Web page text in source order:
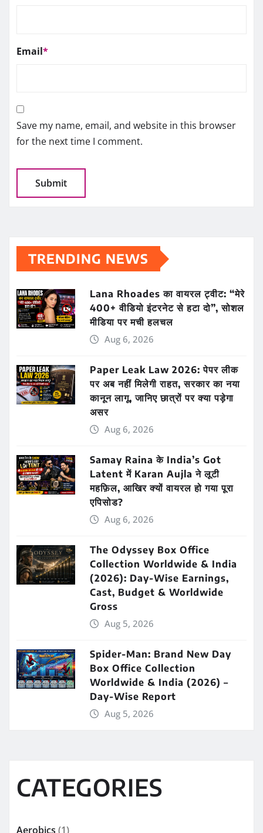
Email*
Save my name, email, and website in this browser
for the next time I comment.
TRENDING NEWS
Lana Rhoades का वायरल ट्वीट: “मेरे
400+ वीडियो इंटरनेट से हटा दो”, सोशल
मीडिया पर मची हलचल
Aug 6, 2026
Paper Leak Law 2026: पेपर लीक
पर अब नहीं मिलेगी राहत, सरकार का नया
कानून लागू, जानिए छात्रों पर क्या पड़ेगा
असर
Aug 6, 2026
Samay Raina के India’s Got
Latent में Karan Aujla ने लूटी
महफ़िल, आखिर क्यों वायरल हो गया पूरा
एपिसोड?
Aug 6, 2026
The Odyssey Box Office
Collection Worldwide & India
(2026): Day-Wise Earnings,
Cast, Budget & Worldwide
Gross
Aug 5, 2026
Spider-Man: Brand New Day
Box Office Collection
Worldwide & India (2026) –
Day-Wise Report
Aug 5, 2026
CATEGORIES
Aerobics (1)